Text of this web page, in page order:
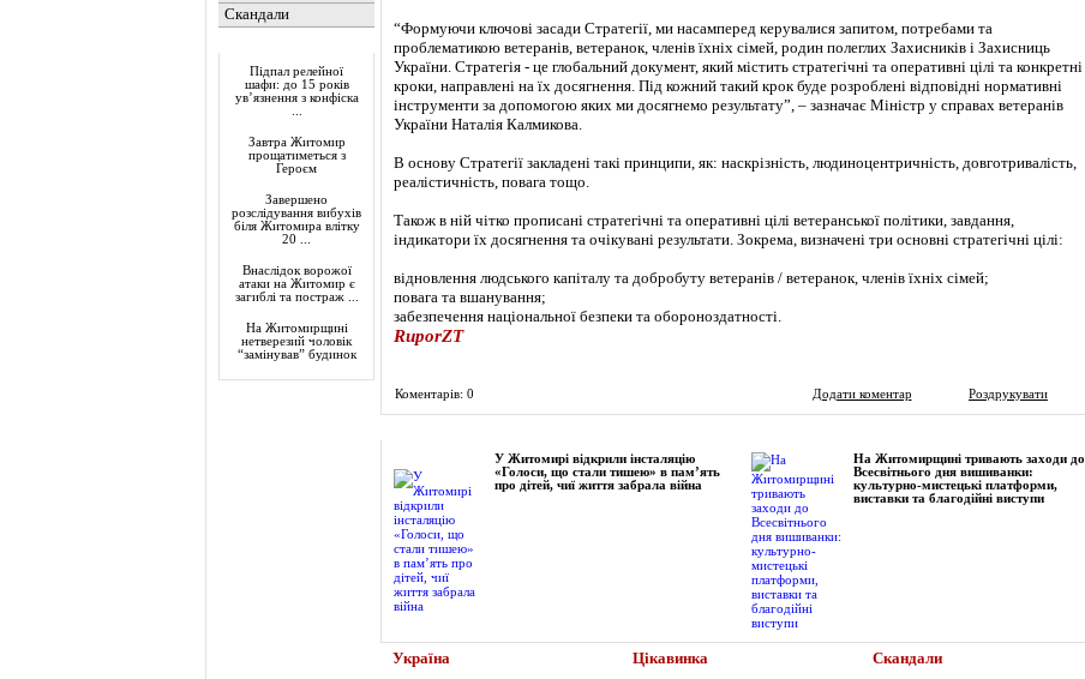
Скандали
Підпал релейної
шафи: до 15 років
ув’язнення з конфіска
Завтра Житомир
прощатиметься з
Героєм
Завершено
розслідування вибухів
біля Житомира влітку
20 ...
Внаслідок ворожої
атаки на Житомир є
загиблі та постраж ...
На Житомирщині
нетверезий чоловік
“замінував” будинок
“Формуючи ключові засади Стратегії, ми насамперед керувалися запитом, потребами та
проблематикою ветеранів, ветеранок, членів їхніх сімей, родин полеглих Захисників і Захисниць
України. Стратегія - це глобальний документ, який містить стратегічні та оперативні цілі та конкретні
кроки, направлені на їх досягнення. Під кожний такий крок буде розроблені відповідні нормативні
інструменти за допомогою яких ми досягнемо результату”, – зазначає Міністр у справах ветеранів
України Наталія Калмикова.
В основу Стратегії закладені такі принципи, як: наскрізність, людиноцентричність, довготривалість,
реалістичність, повага тощо.
Також в ній чітко прописані стратегічні та оперативні цілі ветеранської політики, завдання,
індикатори їх досягнення та очікувані результати. Зокрема, визначені три основні стратегічні цілі:
відновлення людського капіталу та добробуту ветеранів / ветеранок, членів їхніх сімей;
повага та вшанування;
забезпечення національної безпеки та обороноздатності.
RuporZT
Коментарів: 0 Додати коментар Роздрукувати
У Житомирі відкрили інсталяцію
«Голоси, що стали тишею» в пам’ять
про дітей, чиї життя забрала війна
На Житомирщині тривають заходи до
Всесвітнього дня вишиванки:
культурно-мистецькі платформи,
виставки та благодійні виступи
Україна Цікавинка Скандали